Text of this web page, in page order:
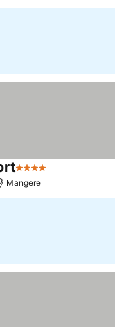
4 Zvezdice
Mangere